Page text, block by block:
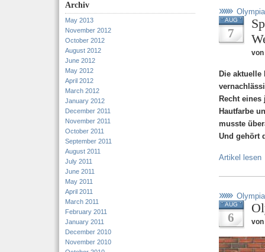
Archiv
May 2013
November 2012
October 2012
August 2012
June 2012
May 2012
April 2012
March 2012
January 2012
December 2011
November 2011
October 2011
September 2011
August 2011
July 2011
June 2011
May 2011
April 2011
March 2011
February 2011
January 2011
December 2010
November 2010
Olympia
AUG
7
Die aktuelle
Recht
Hautfarbe
musste
Und gehört
Artikel lesen
Olympia
AUG
6 von